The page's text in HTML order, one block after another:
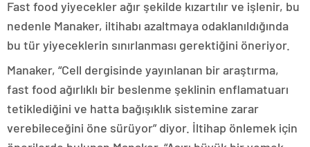
Fast food yiyecekler ağır şekilde kızartılır ve işlenir, bu
nedenle Manaker, iltihabı azaltmaya odaklanıldığında
bu tür yiyeceklerin sınırlanması gerektiğini öneriyor.
Manaker, “Cell dergisinde yayınlanan bir araştırma,
fast food ağırlıklı bir beslenme şeklinin enflamatuarı
tetiklediğini ve hatta bağışıklık sistemine zarar
verebileceğini öne sürüyor” diyor. İltihap önlemek için